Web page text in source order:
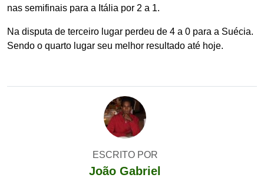
nas semifinais para a Itália por 2 a 1.
Na disputa de terceiro lugar perdeu de 4 a 0 para a Suécia.
Sendo o quarto lugar seu melhor resultado até hoje.
ESCRITO POR
João Gabriel